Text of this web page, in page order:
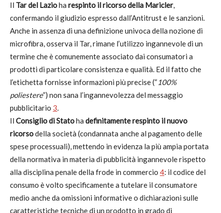
Il Tar del Lazioha respinto il ricorso della Maricler,
confermando il giudizio espresso dall’Antitrust e le sanzioni.
Anche in assenza di una definizione univoca della nozione di
microfibra, osserva il Tar, rimane l’utilizzo ingannevole di un
termine che è comunemente associato dai consumatori a
prodotti di particolare consistenza e qualità. Ed il fatto che
l’etichetta fornisse informazioni più precise (“100%
poliestere”) non sana l’ingannevolezza del messaggio
pubblicitario 3.
Il Consiglio di Statoha definitamente respinto il nuovo
ricorsodella società (condannata anche al pagamento delle
spese processuali), mettendo in evidenza la più ampia portata
della normativa in materia di pubblicità ingannevole rispetto
alla disciplina penale della frode in commercio 4: il codice del
consumo è volto specificamente a tutelare il consumatore
medio anche da omissioni informative o dichiarazioni sulle
caratteristiche tecniche di un prodotto in grado di